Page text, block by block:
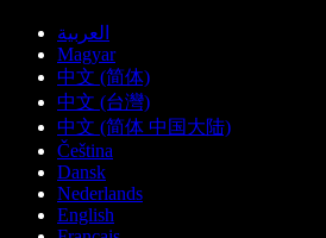
العربية
Magyar
中文 (简体)
中文 (台灣)
中文 (简体 中国大陆)
Čeština
Dansk
Nederlands
English